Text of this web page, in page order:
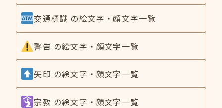
交通標識 の絵文字・顔文字一覧
警告 の絵文字・顔文字一覧
矢印 の絵文字・顔文字一覧
宗教 の絵文字・顔文字一覧